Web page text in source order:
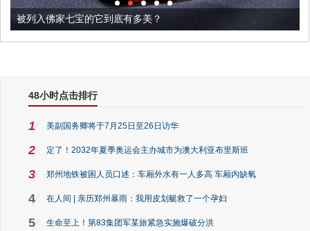
被列入佛家七宝的它到底有多美？
48小时点击排行
1 美副国务卿将于7月25日至26日访华
2 定了！2032年夏季奥运会主办城市为澳大利亚布里斯班
3 郑州地铁被困人员口述：车厢外水有一人多高 车厢内缺氧
4 在人间 | 亲历郑州暴雨：我用皮划艇救了一个孕妇
5 生命至上！第83集团军某旅紧急实施爆破分洪